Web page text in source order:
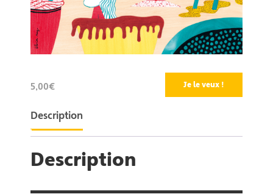
5,00€ Je le veux !
Description
Description